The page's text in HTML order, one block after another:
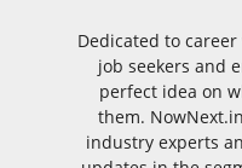
Dedicated to
job seekers and
perfect idea on
them.
industry experts